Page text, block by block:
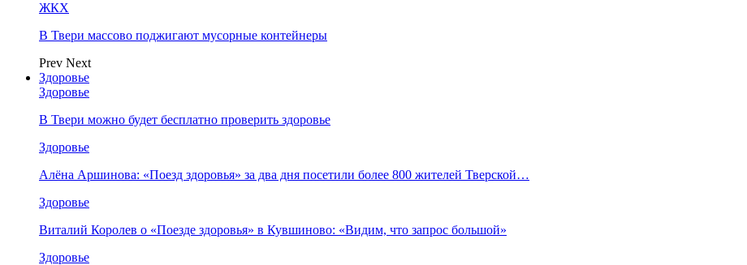
ЖКХ
В Твери массово поджигают мусорные контейнеры
Prev Next
Здоровье
Здоровье
В Твери можно будет бесплатно проверить здоровье
Здоровье
Алёна Аршинова: «Поезд здоровья» за два дня посетили более 800 жителей Тверской…
Здоровье
Виталий Королев о «Поезде здоровья» в Кувшиново: «Видим, что запрос большой»
Здоровье